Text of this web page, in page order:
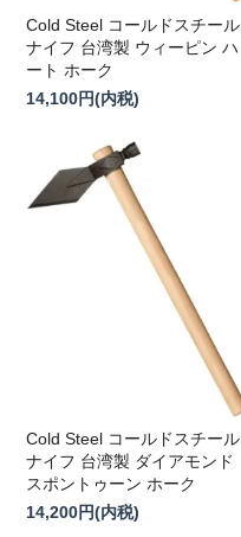
Cold Steel コールドスチール
ナイフ 台湾製 ウィーピン ハ
ート ホーク
14,100円(内税)
Cold Steel コールドスチール
ナイフ 台湾製 ダイアモンド
スポントゥーン ホーク
14,200円(内税)